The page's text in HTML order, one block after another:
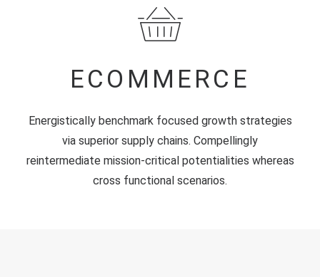
ECOMMERCE
Energistically benchmark focused growth strategies
via superior supply chains. Compellingly
reintermediate mission-critical potentialities whereas
cross functional scenarios.